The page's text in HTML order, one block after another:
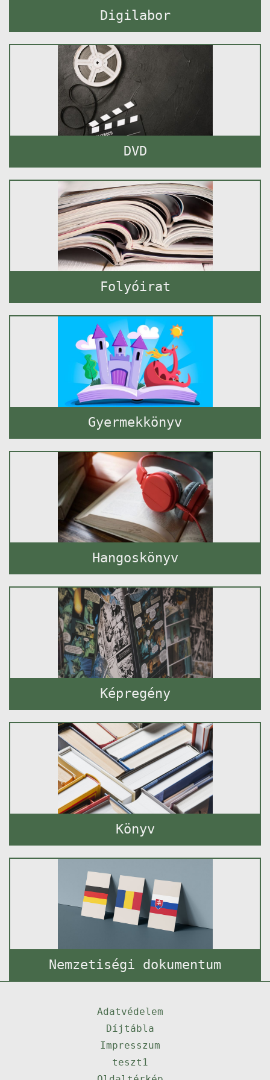
Digilabor
DVD
Folyóirat
Gyermekkönyv
Hangoskönyv
Képregény
Könyv
Nemzetiségi dokumentum
Adatvédelem
Díjtábla
Impresszum
teszt1